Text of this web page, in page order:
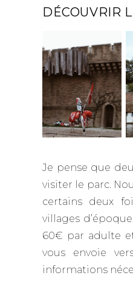
DÉCOUVRIR
Je pense que
visiter le parc.
certains deux
villages
60€ par adulte
vous envoie
informations